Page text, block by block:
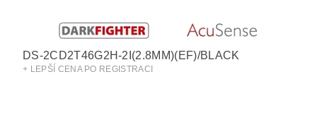
DS-2CD2T46G2H-2I(2.8MM)(EF)/BLACK
+ LEPŠÍ CENA PO REGISTRACI